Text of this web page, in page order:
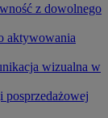
z dowolnego
aktywowania
wizualna w
posprzedażowej